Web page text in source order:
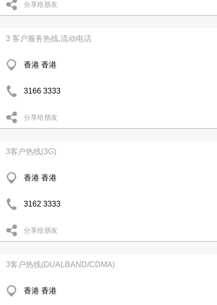
分享给朋友
3 客户服务热线,流动电话
香港 香港
3166 3333
分享给朋友
3客户热线(3G)
香港 香港
3162 3333
分享给朋友
3客户热线(DUALBAND/CDMA)
香港 香港